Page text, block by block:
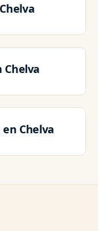
Chelva
Chelva